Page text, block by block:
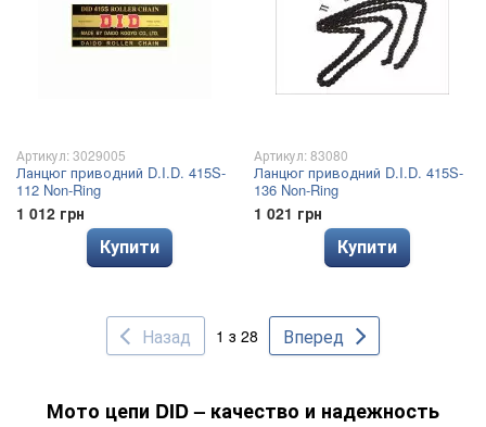
Артикул: 3029005
Ланцюг приводний D.I.D. 415S-
112 Non-Ring
1 012 грн
Купити
Артикул: 83080
Ланцюг приводний D.I.D. 415S-
136 Non-Ring
1 021 грн
Купити
Назад 1 з 28 Вперед
Мото цепи DID – качество и надежность